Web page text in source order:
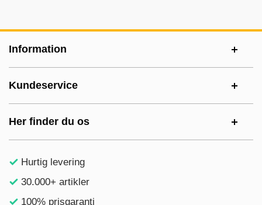
Information
Kundeservice
Her finder du os
Hurtig levering
30.000+ artikler
100% prisgaranti